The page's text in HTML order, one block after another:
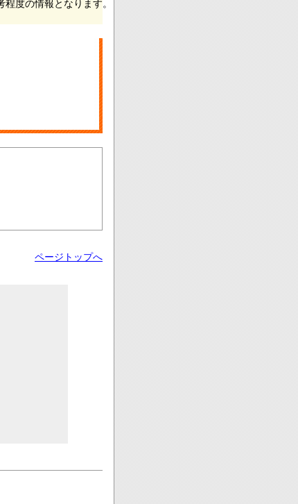
度の情報となります。
ページトップへ